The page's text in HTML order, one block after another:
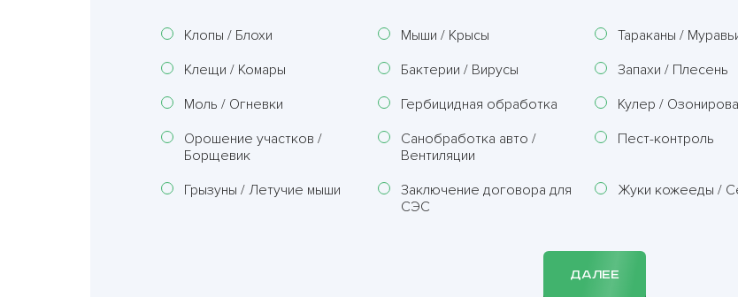
Клопы / Блохи Мыши / Крысы Тараканы /
Клещи / Комары
Бактерии / Вирусы Запахи / Плесень
Моль / Огневки
Гербицидная обработка Кулер /
Орошение участков /
Борщевик
Санобработка авто /
Вентиляции
Пест-контроль
Грызуны / Летучие мыши
Заключение договора для
СЭС
Жуки кожееды /
ДАЛЕЕ